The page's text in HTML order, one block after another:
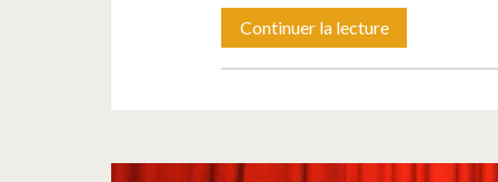
Continuer la lectureQu’est-
ce